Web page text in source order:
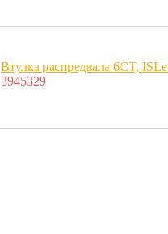
Втулка распредвала 6CT,
3945329